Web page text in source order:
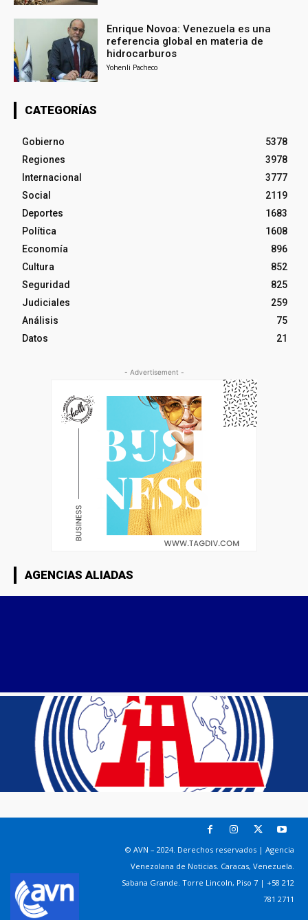
Enrique Novoa: Venezuela es una
referencia global en materia de
hidrocarburos
Yohenli Pacheco
CATEGORÍAS
Gobierno
5378
Regiones
3978
Internacional
3777
Social
2119
Deportes
1683
Política
1608
Economía
896
Cultura
852
Seguridad
825
Judiciales
259
Análisis
75
Datos
21
- Advertisement -
AGENCIAS ALIADAS
© AVN – 2024. Derechos reservados | Agencia
Venezolana de Noticias. Caracas, Venezuela.
Sabana Grande. Torre Lincoln, Piso 7 | +58 212
781 2711